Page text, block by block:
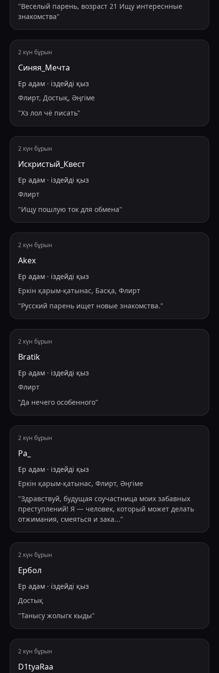
"Веселый парень, возраст 21 Ищу интереснные
знакомства"
2 күн бұрын
Синяя_Мечта
Ер адам · іздейді қыз
Флирт, Достық, Әңгіме
"Хз лол чё писать"
2 күн бұрын
Искристый_Квест
Ер адам · іздейді қыз
Флирт
"Ищу пошлую ток для обмена"
2 күн бұрын
Akex
Ер адам · іздейді қыз
Еркін қарым-қатынас, Басқа, Флирт
"Русский парень ищет новые знакомства."
2 күн бұрын
Bratik
Ер адам · іздейді қыз
Флирт
"Да нечего особенного"
2 күн бұрын
Ра_
Ер адам · іздейді қыз
Еркін қарым-қатынас, Флирт, Әңгіме
"Здравствуй, будущая соучастница моих забавных
преступлений! Я — человек, который может делать
отжимания, смеяться и зака..."
2 күн бұрын
Ербол
Ер адам · іздейді қыз
Достық
"Танысу жолыгк кыды"
2 күн бұрын
D1tyaRaa